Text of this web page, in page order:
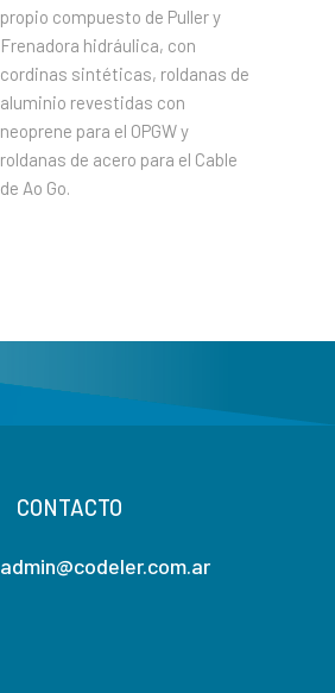
propio compuesto de Puller y
Frenadora hidráulica, con
cordinas sintéticas, roldanas de
aluminio revestidas con
neoprene para el OPGW y
roldanas de acero para el Cable
de Ao Go.
CONTACTO
admin@codeler.com.ar